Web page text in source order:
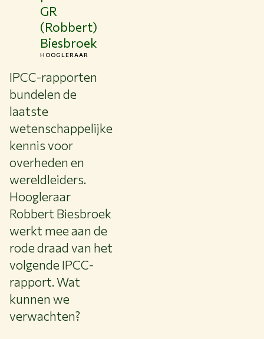
GR
(Robbert)
Biesbroek
HOOGLERAAR
IPCC-rapporten
bundelen de
laatste
wetenschappelijke
kennis voor
overheden en
wereldleiders.
Hoogleraar
Robbert Biesbroek
werkt mee aan de
rode draad van het
volgende IPCC-
rapport. Wat
kunnen we
verwachten?